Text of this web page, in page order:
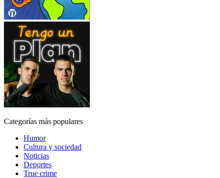
Categorías más populares
Humor
Cultura y sociedad
Noticias
Deportes
True crime